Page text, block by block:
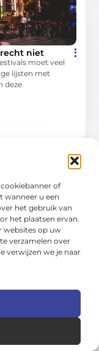
of
wanneer u een
het gebruik van
het plaatsen ervan.
websites op uw
verzamelen over
verwijzen we je naar
niet
moet veel
lijsten met
deze
je met simpele